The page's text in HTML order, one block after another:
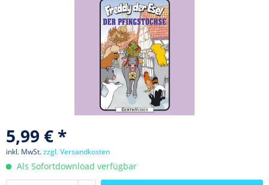
5,99 € *
inkl. MwSt.zzgl. Versandkosten
Als Sofortdownload verfügbar